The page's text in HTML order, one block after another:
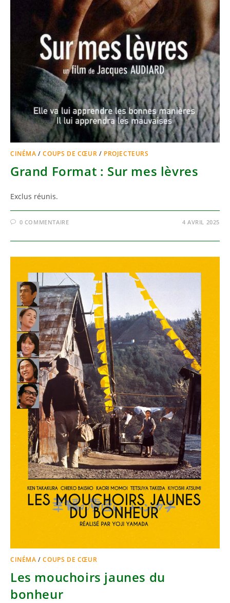
CINÉMA /COUPS DE CŒUR / PROJECTEURS
Grand Format : Sur mes lèvres
Exclus réunis.
0 COMMENTAIRE 4 AVRIL 2025
CINÉMA /COUPS DE CŒUR
Les mouchoirs jaunes du
bonheur